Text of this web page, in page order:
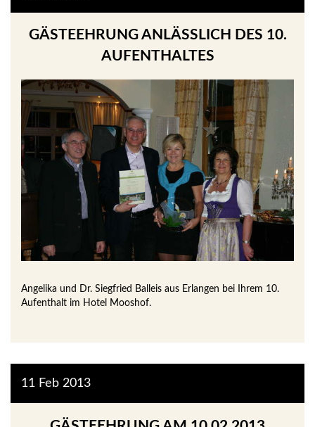
GÄSTEEHRUNG ANLÄSSLICH DES 10. A
UFENTHALTES
Angelika und Dr. Siegfried Balleis aus Erlangen bei Ihrem 10.
Aufenthalt im Hotel Mooshof.
2013
11 Feb